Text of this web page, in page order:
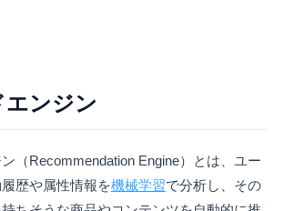
エンジン
（Recommendation Engine）とは、ユー
歴や属性情報を機械学習で分析し、その